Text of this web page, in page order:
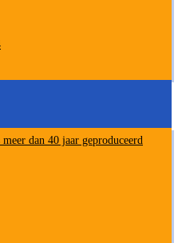
dan 40 jaar geproduceerd